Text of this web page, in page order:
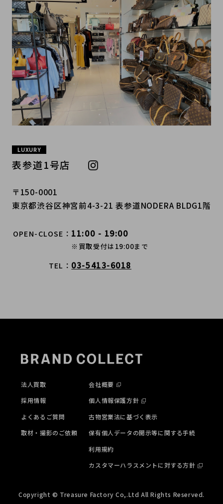
LUXURY
表参道1号店
〒150-0001
東京都渋谷区神宮前4-3-21 表参道NODERA BLDG1階
OPEN-CLOSE 11:00 - 19:00
※買取受付は19:00まで
TEL 03-5413-6018
法人買取
採用情報
よくあるご質問
取材・撮影のご依頼
会社概要
個人情報保護方針
古物営業法に基づく表示
保有個人データの開示等に関する手続
利用規約
カスタマーハラスメントに対する方針
Copyright © Treasure Factory Co,.Ltd All Rights Reserved.